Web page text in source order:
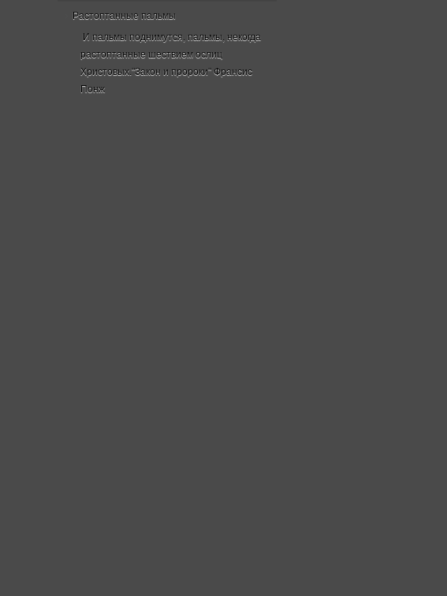
Растоптанные пальмы
И пальмы поднимутся, пальмы, некогда
растоптанные шествием ослиц
Христовых."Закон и пророки" Франсис
Понж